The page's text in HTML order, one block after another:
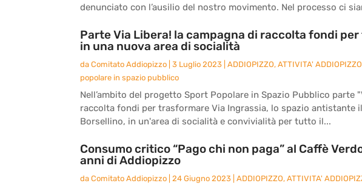
denunciato con l’ausilio del nostro movimento. Nel processo ci
Parte Via Libera! la campagna di raccolta fondi
in una nuova area di socialità
da Comitato Addiopizzo 3 Luglio 2023 ADDIOPIZZO, ATTIVITA' ADDIOPIZZO
popolare in spazio pubblico
Nell’ambito del progetto Sport Popolare in Spazio Pubblico parte
raccolta fondi per trasformare Via Ingrassia, lo spazio antistante il
Borsellino, in un'area di socialità e convivialità per tutto il...
Consumo critico “Pago chi non paga” al Caffè
anni di Addiopizzo
da Comitato Addiopizzo 24 Giugno 2023 ADDIOPIZZO, ATTIVITA'